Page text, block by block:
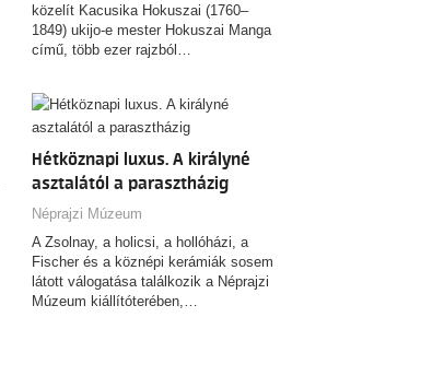
közelít Kacusika Hokuszai (1760–
1849) ukijo-e mester Hokuszai Manga
című, több ezer rajzból…
Hétköznapi luxus. A királyné
asztalától a parasztházig
Néprajzi Múzeum
A Zsolnay, a holicsi, a hollóházi, a
Fischer és a köznépi kerámiák sosem
látott válogatása találkozik a Néprajzi
Múzeum kiállítóterében,…